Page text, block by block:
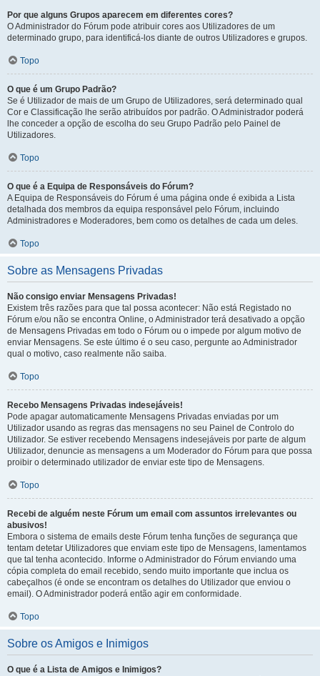
Por que alguns Grupos aparecem em diferentes cores?
O Administrador do Fórum pode atribuir cores aos Utilizadores de um
determinado grupo, para identificá-los diante de outros Utilizadores e grupos.
Topo
O que é um Grupo Padrão?
Se é Utilizador de mais de um Grupo de Utilizadores, será determinado qual
Cor e Classificação lhe serão atribuídos por padrão. O Administrador poderá
lhe conceder a opção de escolha do seu Grupo Padrão pelo Painel de
Utilizadores.
Topo
O que é a Equipa de Responsáveis do Fórum?
A Equipa de Responsáveis do Fórum é uma página onde é exibida a Lista
detalhada dos membros da equipa responsável pelo Fórum, incluindo
Administradores e Moderadores, bem como os detalhes de cada um deles.
Topo
Sobre as Mensagens Privadas
Não consigo enviar Mensagens Privadas!
Existem três razões para que tal possa acontecer: Não está Registado no
Fórum e/ou não se encontra Online, o Administrador terá desativado a opção
de Mensagens Privadas em todo o Fórum ou o impede por algum motivo de
enviar Mensagens. Se este último é o seu caso, pergunte ao Administrador
qual o motivo, caso realmente não saiba.
Topo
Recebo Mensagens Privadas indesejáveis!
Pode apagar automaticamente Mensagens Privadas enviadas por um
Utilizador usando as regras das mensagens no seu Painel de Controlo do
Utilizador. Se estiver recebendo Mensagens indesejáveis por parte de algum
Utilizador, denuncie as mensagens a um Moderador do Fórum para que possa
proibir o determinado utilizador de enviar este tipo de Mensagens.
Topo
Recebi de alguém neste Fórum um email com assuntos irrelevantes ou
abusivos!
Embora o sistema de emails deste Fórum tenha funções de segurança que
tentam detetar Utilizadores que enviam este tipo de Mensagens, lamentamos
que tal tenha acontecido. Informe o Administrador do Fórum enviando uma
cópia completa do email recebido, sendo muito importante que inclua os
cabeçalhos (é onde se encontram os detalhes do Utilizador que enviou o
email). O Administrador poderá então agir em conformidade.
Topo
Sobre os Amigos e Inimigos
O que é a Lista de Amigos e Inimigos?